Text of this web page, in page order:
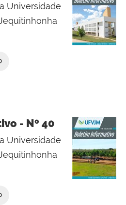
Universidade
- Nº 40
Universidade